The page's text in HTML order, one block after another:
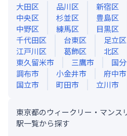
大田区
品川区 新宿区
中央区
杉並区 豊島区
中野区
練馬区 目黒区
千代田区
台東区 足立区
江戸川区
葛飾区 北区
東久留米市
三鷹市 国
調布市
小金井市 府中市
国立市
町田市 立川市
東京都のウィークリー・マンス
駅一覧から探す